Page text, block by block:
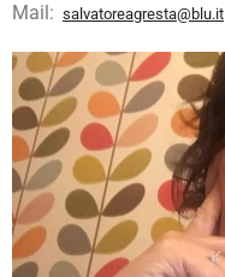
Mail: salvatoreagresta@blu.it